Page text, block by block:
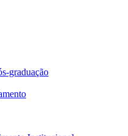
graduação